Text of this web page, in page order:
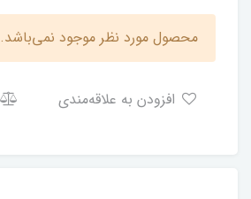
محصول مورد نظر موجود نمی‌باشد.